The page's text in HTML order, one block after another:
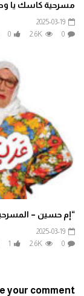
مسرحية كاسك يا
2025-03-19
0
2.6K
0
“إم حسين –
2025-03-19
0
2.6K
1
your comment